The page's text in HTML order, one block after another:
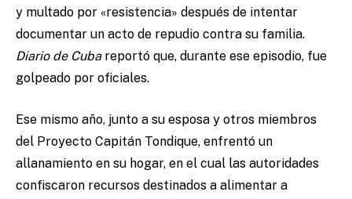
y multado por «resistencia» después de intentar
documentar un acto de repudio contra su familia.
Diario de Cubareportó que, durante ese episodio, fue
golpeado por oficiales.
Ese mismo año, junto a su esposa y otros miembros
del Proyecto Capitán Tondique, enfrentó un
allanamiento en su hogar, en el cual las autoridades
confiscaron recursos destinados a alimentar a